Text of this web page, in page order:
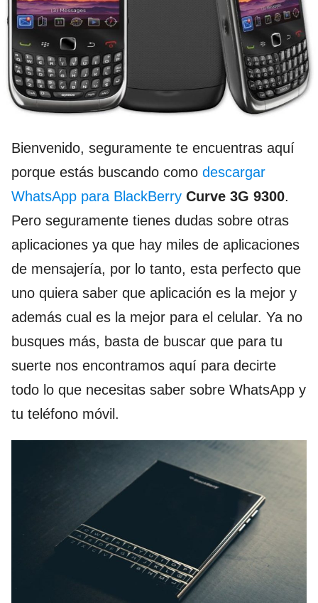
Bienvenido, seguramente te encuentras aquí
porque estás buscando como descargar
WhatsApp para BlackBerry Curve 3G 9300.
Pero seguramente tienes dudas sobre otras
aplicaciones ya que hay miles de aplicaciones
de mensajería, por lo tanto, esta perfecto que
uno quiera saber que aplicación es la mejor y
además cual es la mejor para el celular. Ya no
busques más, basta de buscar que para tu
suerte nos encontramos aquí para decirte
todo lo que necesitas saber sobre WhatsApp y
tu teléfono móvil.